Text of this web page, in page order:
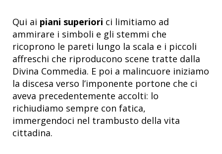
Qui ai piani superiori ci limitiamo ad
ammirare i simboli e gli stemmi che
ricoprono le pareti lungo la scala e i piccoli
affreschi che riproducono scene tratte dalla
Divina Commedia. E poi a malincuore iniziamo
la discesa verso l’imponente portone che ci
aveva precedentemente accolti: lo
richiudiamo sempre con fatica,
immergendoci nel trambusto della vita
cittadina.